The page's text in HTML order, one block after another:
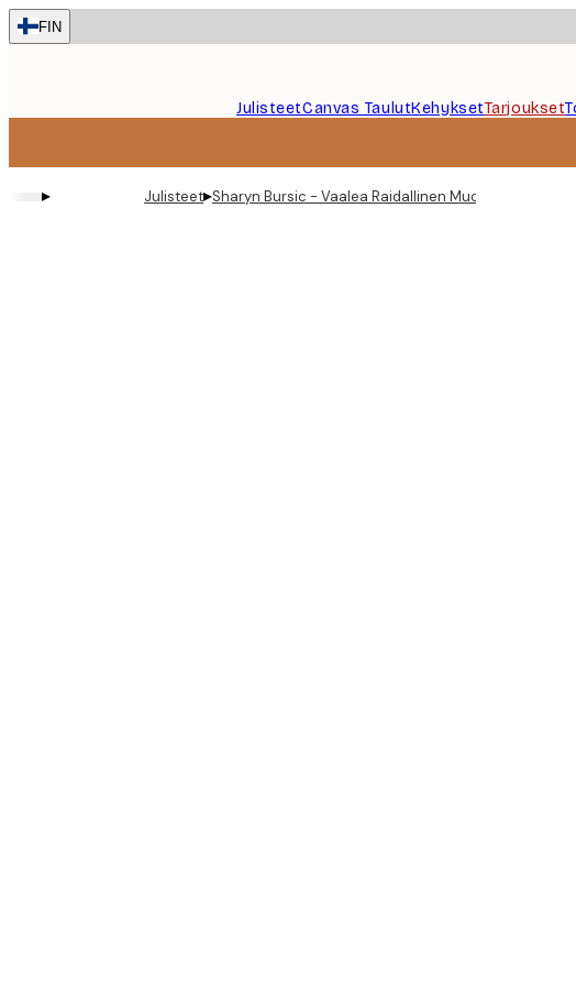
Skip
to
FIN
JulisteetCanvas TaulutKehyksetTarjoukset
▸ Julisteet▸Sharyn Bursic - Vaalea Raidallinen Muotokuva Juliste